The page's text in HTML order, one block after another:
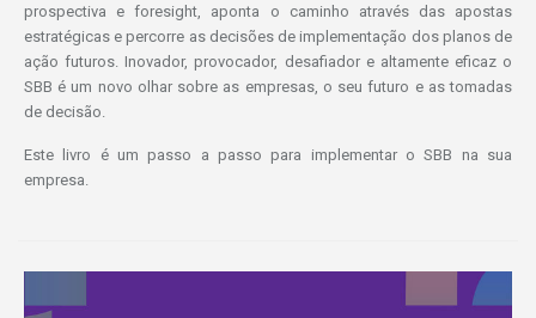
prospectiva e foresight, aponta o caminho através das apostas
estratégicas e percorre as decisões de implementação dos planos de
ação futuros. Inovador, provocador, desafiador e altamente eficaz o
SBB é um novo olhar sobre as empresas, o seu futuro e as tomadas
de decisão.
Este livro é um passo a passo para implementar o SBB na sua
empresa.